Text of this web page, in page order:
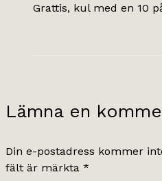
Grattis, kul med en 10
Lämna en
Din e-postadress kommer
fält är märkta *